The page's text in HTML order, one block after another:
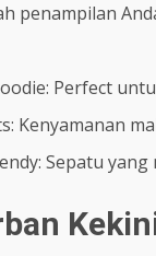
penampilan
Perfect
Kenyamanan
Sepatu